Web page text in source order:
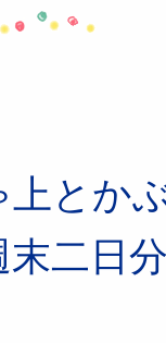
上とか
二日